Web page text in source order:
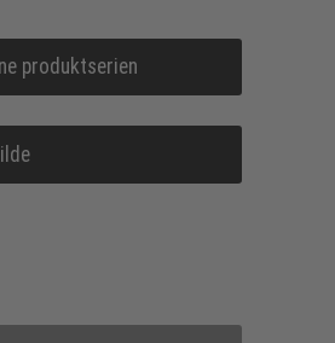
produktserien